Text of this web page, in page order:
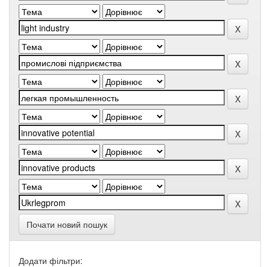
Почати новий пошук
Додати фільтри: